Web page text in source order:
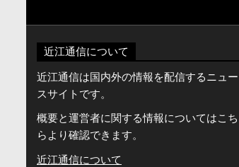
近江通信について
近江通信は国内外の情報を配信するニュー
スサイトです。
概要と運営者に関する情報についてはこち
らより確認できます。
近江通信について